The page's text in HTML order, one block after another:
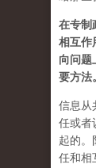
在专制
相互作
向问题
要方法。
信息从
任或者
起的。
任和相